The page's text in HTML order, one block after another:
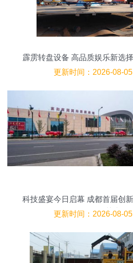
霹雳转盘设备 高品质娱乐新选
合作
更新时间：2026-08-
科技盛宴今日启幕 成都首届创
价智慧生活
更新时间：2026-08-